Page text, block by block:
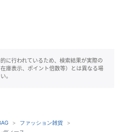
に行われているため、検索結果が実際の
庫表示、ポイント倍数等）とは異なる場
。
ファッション雑貨